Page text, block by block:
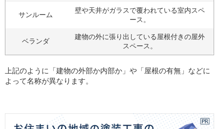
サンルーム
壁や天井がガラスで覆われている室内スペ
ース。
ベランダ
建物の外に張り出している屋根付きの屋外
スペース。
上記のように「建物の外部か内部か」や「屋根の有無」などに
よって名称が異なります。